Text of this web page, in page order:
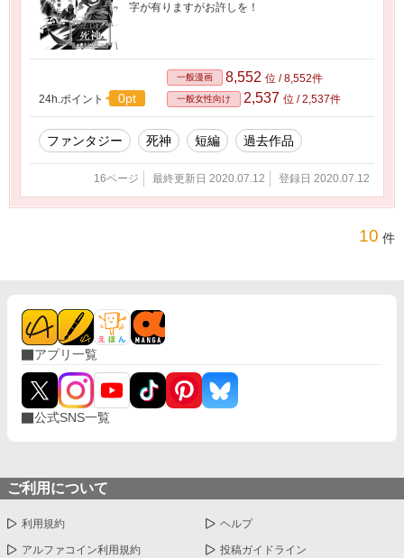
字が有りますがお許しを！
24h.ポイント 0pt
一般漫画 8,552 位 / 8,552件
一般女性向け 2,537 位 / 2,537件
ファンタジー 死神 短編 過去作品
16ページ 最終更新日 2020.07.12 登録日 2020.07.12
10 件
アプリ一覧
公式SNS一覧
ご利用について
利用規約 ヘルプ
アルファコイン利用規約 投稿ガイドライン